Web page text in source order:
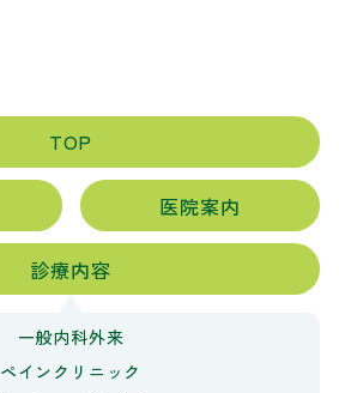
TOP
医院案内
診療内容
一般内科外来
ペインクリニック